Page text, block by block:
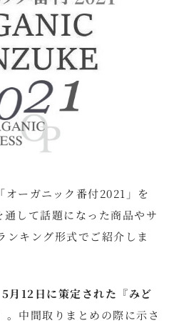
オーガニック番付2021」を
して話題になった商品やサ
ンキング形式でご紹介しま
月12日に策定された『みど
中間取りまとめの際に示さ